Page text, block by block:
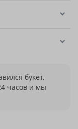
букет,
часов и мы